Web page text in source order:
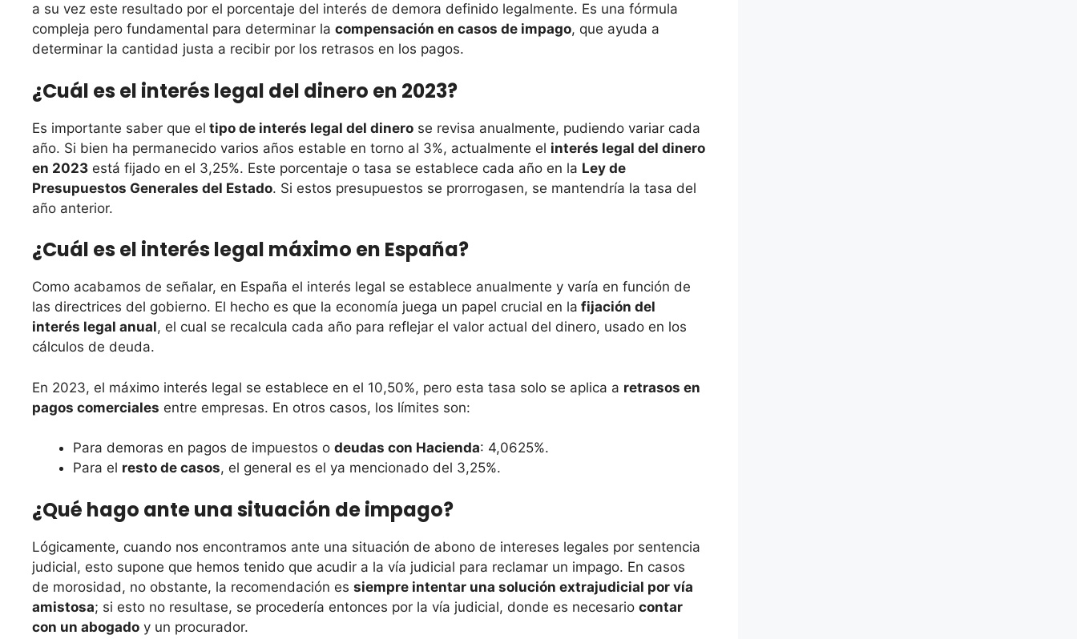
a su vez este resultado por el porcentaje del interés de demora definido legalmente. Es una fórmula
compleja pero fundamental para determinar la compensación en casos de impago, que ayuda a
determinar la cantidad justa a recibir por los retrasos en los pagos​​.
¿Cuál es el interés legal del dinero en 2023?
Es importante saber que el tipo de interés legal del dinero se revisa anualmente, pudiendo variar cada
año. Si bien ha permanecido varios años estable en torno al 3%, actualmente el interés legal del dinero
en 2023 está fijado en el 3,25%. Este porcentaje o tasa se establece cada año en la Ley de
Presupuestos Generales del Estado. Si estos presupuestos se prorrogasen, se mantendría la tasa del
año anterior.
¿Cuál es el interés legal máximo en España?
Como acabamos de señalar, en España el interés legal se establece anualmente y varía en función de
las directrices del gobierno. El hecho es que la economía juega un papel crucial en la fijación del
interés legal anual, el cual se recalcula cada año para reflejar el valor actual del dinero, usado en los
cálculos de deuda.
En 2023, el máximo interés legal se establece en el 10,50%, pero esta tasa solo se aplica a retrasos en
pagos comerciales entre empresas. En otros casos, los límites son:
Para demoras en pagos de impuestos o deudas con Hacienda: 4,0625%.
Para el resto de casos, el general es el ya mencionado del 3,25%.
¿Qué hago ante una situación de impago?
Lógicamente, cuando nos encontramos ante una situación de abono de intereses legales por sentencia
judicial, esto supone que hemos tenido que acudir a la vía judicial para reclamar un impago. En casos
de morosidad, no obstante, la recomendación es siempre intentar una solución extrajudicial por vía
amistosa; si esto no resultase, se procedería entonces por la vía judicial, donde es necesario contar
con un abogado y un procurador​​.